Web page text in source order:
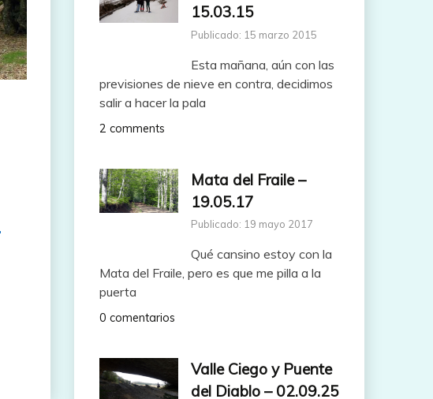
15.03.15
Publicado: 15 marzo 2015
Esta mañana, aún con las
previsiones de nieve en contra, decidimos
salir a hacer la pala
2 comments
Mata del Fraile –
19.05.17
Publicado: 19 mayo 2017
Qué cansino estoy con la
Mata del Fraile, pero es que me pilla a la
puerta
0 comentarios
Valle Ciego y Puente
del Diablo – 02.09.25